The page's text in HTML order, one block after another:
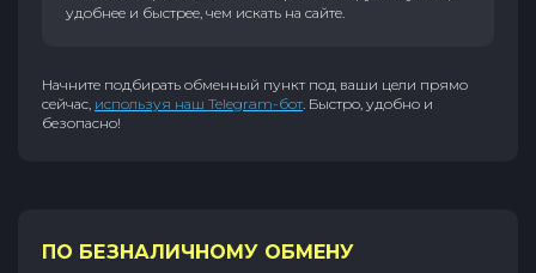
удобнее и быстрее, чем искать на сайте.
Начните подбирать обменный пункт под ваши цели прямо
сейчас, используя наш Telegram-бот. Быстро, удобно и
безопасно!
ПО БЕЗНАЛИЧНОМУ ОБМЕНУ